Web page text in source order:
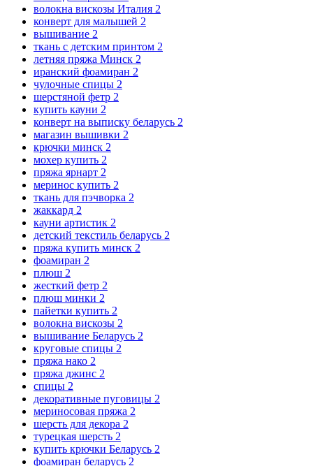
волокна вискозы Италия 2
конверт для малышей 2
вышивание 2
ткань с детским принтом 2
летняя пряжа Минск 2
иранский фоамиран 2
чулочные спицы 2
шерстяной фетр 2
купить кауни 2
конверт на выписку беларусь 2
магазин вышивки 2
крючки минск 2
мохер купить 2
пряжа ярнарт 2
меринос купить 2
ткань для пэчворка 2
жаккард 2
кауни артистик 2
детский текстиль беларусь 2
пряжа купить минск 2
фоамиран 2
плюш 2
жесткий фетр 2
плюш минки 2
пайетки купить 2
волокна вискозы 2
вышивание Беларусь 2
круговые спицы 2
пряжа нако 2
пряжа джинс 2
спицы 2
декоративные пуговицы 2
мериносовая пряжа 2
шерсть для декора 2
турецкая шерсть 2
купить крючки Беларусь 2
фоамиран беларусь 2